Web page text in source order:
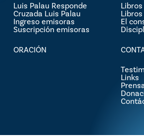
Luis Palau Responde
Cruzada Luis Palau
Ingreso emisoras
Suscripción emisoras
El
ORACIÓN
Links